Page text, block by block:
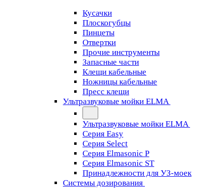
Кусачки
Плоскогубцы
Пинцеты
Отвертки
Прочие инструменты
Запасные части
Клещи кабельные
Ножницы кабельные
Пресс клещи
Ультразвуковые мойки ELMA
Ультразвуковые мойки ELMA
Серия Easy
Серия Select
Серия Elmasonic P
Серия Elmasonic ST
Принадлежности для УЗ-моек
Системы дозирования